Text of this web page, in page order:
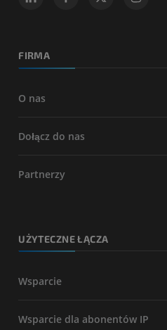
FIRMA
O nas
Dołącz do nas
Partnerzy
UŻYTECZNE ŁĄCZA
Wsparcie
Wsparcie dla abonentów IP